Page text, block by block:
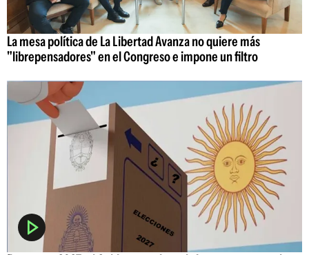
La mesa política de La Libertad Avanza no quiere más
"librepensadores" en el Congreso e impone un filtro